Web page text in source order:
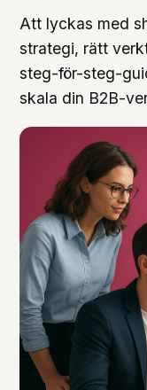
Att lyckas med
strategi, rätt
steg-för-steg-
skala din B2B-